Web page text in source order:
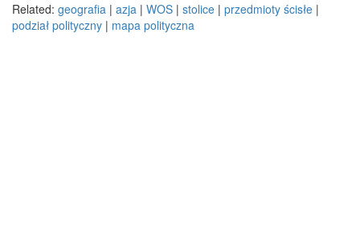
Related: geografia | azja | WOS | stolice | przedmioty ścisłe |
podział polityczny | mapa polityczna